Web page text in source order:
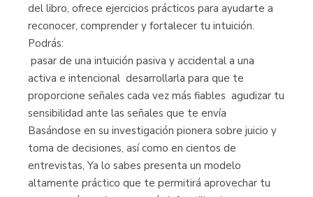
del libro, ofrece ejercicios prácticos para ayudarte a
reconocer, comprender y fortalecer tu intuición.
Podrás:
 pasar de una intuición pasiva y accidental a una
activa e intencional  desarrollarla para que te
proporcione señales cada vez más fiables  agudizar tu
sensibilidad ante las señales que te envía
Basándose en su investigación pionera sobre juicio y
toma de decisiones, así como en cientos de
entrevistas, Ya lo sabes presenta un modelo
altamente práctico que te permitirá aprovechar tu